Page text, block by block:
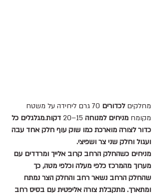
מחלקים לכדורים
70 גרם ליחידה על משטח
מקומח מניחים למנוחה דקות.מגלגלים כל
כדור לצורה מוארכת כמו שוק עוף חלק אחד עבה
ועגול וחלק שני צר ושפיצי.
מניחים כשהחלק הרחב קרוב אלייך ומרדדים עם
מערוך מהמרכז כלפי מעלה וכלפי מטה, כך
שהחלק הרחב נשאר רחב והחלק הצר נמתח
ומתארך. מתקבלת צורה אליפטית עם בסיס רחב